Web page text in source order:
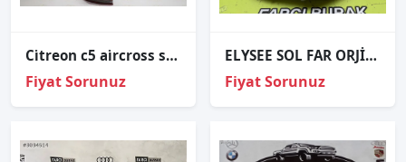
Ci̇treon c5 ai̇rcross sol diş stop sıfır orj 9845247680
Fiyat Sorunuz
ELYSEE SOL FAR ORJİNAL 2012-2015 90014455
Fiyat Sorunuz